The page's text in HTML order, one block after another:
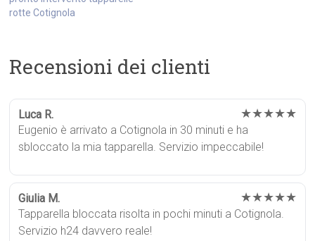
rotte Cotignola
Recensioni dei clienti
Luca R. ★★★★★
Eugenio è arrivato a Cotignola in 30 minuti e ha
sbloccato la mia tapparella. Servizio impeccabile!
Giulia M. ★★★★★
Tapparella bloccata risolta in pochi minuti a Cotignola.
Servizio h24 davvero reale!